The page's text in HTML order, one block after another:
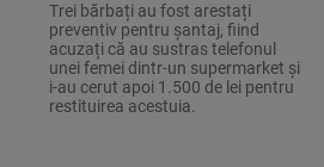
Trei bărbați au fost arestați
preventiv pentru șantaj, fiind
acuzați că au sustras telefonul
unei femei dintr-un supermarket și
i-au cerut apoi 1.500 de lei pentru
restituirea acestuia.